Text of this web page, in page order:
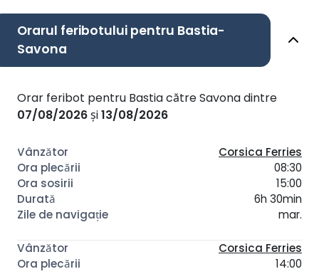
Orarul feribotului pentru Bastia-
Savona
Orar feribot pentru Bastia către Savona dintre
07/08/2026și13/08/2026
Corsica Ferries
08:30
15:00
6h 30min
mar.
Corsica Ferries
14:00